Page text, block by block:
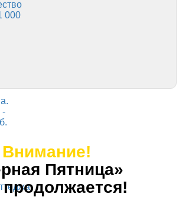
Внимание!
Пятница»